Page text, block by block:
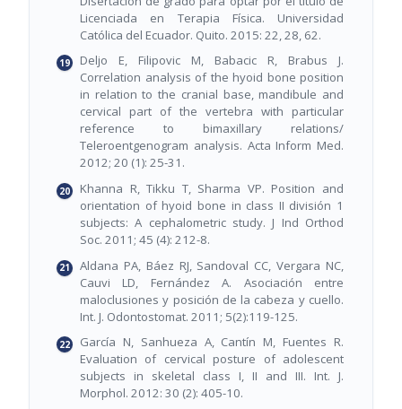
Licenciada en Terapia Física. Universidad
Católica del Ecuador. Quito. 2015: 22, 28, 62.
Deljo E, Filipovic M, Babacic R, Brabus J.
Correlation analysis of the hyoid bone position
in relation to the cranial base, mandibule and
cervical part of the vertebra with particular
reference to bimaxillary relations/
Teleroentgenogram analysis. Acta Inform Med.
2012; 20 (1): 25-31.
Khanna R, Tikku T, Sharma VP. Position and
orientation of hyoid bone in class II división 1
subjects: A cephalometric study. J Ind Orthod
Soc. 2011; 45 (4): 212-8.
Aldana PA, Báez RJ, Sandoval CC, Vergara NC,
Cauvi LD, Fernández A. Asociación entre
maloclusiones y posición de la cabeza y cuello.
Int. J. Odontostomat. 2011; 5(2):119-125.
García N, Sanhueza A, Cantín M, Fuentes R.
Evaluation of cervical posture of adolescent
subjects in skeletal class I, II and III. Int. J.
Morphol. 2012: 30 (2): 405-10.